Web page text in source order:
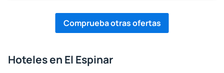
Comprueba otras ofertas
Hoteles en El Espinar